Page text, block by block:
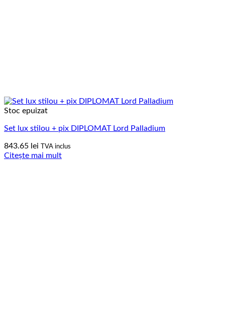
Stoc epuizat
Set lux stilou + pix DIPLOMAT Lord Palladium
843.65 lei TVA inclus
Citește mai mult